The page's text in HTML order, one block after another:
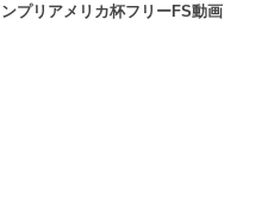
ンプリアメリカ杯フリーFS動画